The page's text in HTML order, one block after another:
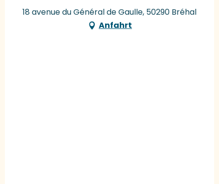
18 avenue du Général de Gaulle, 50290 Bréhal
Anfahrt